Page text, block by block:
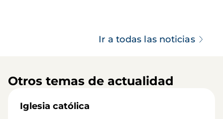
Ir a todas las noticias
Otros temas de actualidad
Iglesia católica